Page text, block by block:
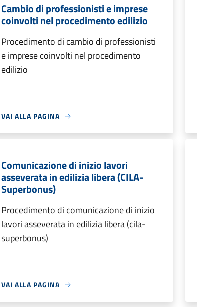
Cambio di professionisti e imprese
coinvolti nel procedimento edilizio
Procedimento di cambio di professionisti
e imprese coinvolti nel procedimento
edilizio
VAI ALLA PAGINA
Comunicazione di inizio lavori
asseverata in edilizia libera (CILA-
Superbonus)
Procedimento di comunicazione di inizio
lavori asseverata in edilizia libera (cila-
superbonus)
VAI ALLA PAGINA